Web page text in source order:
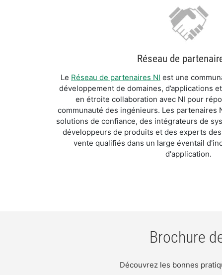
Réseau de
Le Réseau de partenaires NI est une
développement de domaines, d’applications
en étroite collaboration avec NI pour
communauté des ingénieurs. Les partenaires
solutions de confiance, des intégrateurs de
développeurs de produits et des experts
vente qualifiés dans un large éventail
d'application.
Brochure
Découvrez les bonnes